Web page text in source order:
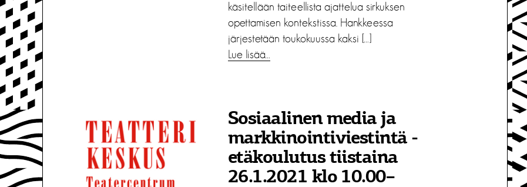
käsitellään taiteellista ajattelua sirkuksen
opettamisen kontekstissa. Hankkeessa
järjestetään toukokuussa kaksi […]
Lue lisää…
Sosiaalinen media ja
markkinointiviestintä -
etäkoulutus tiistaina
26.1.2021 klo 10.00–